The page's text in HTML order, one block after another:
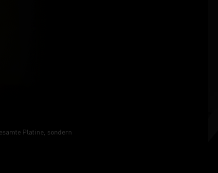
Platine, sondern